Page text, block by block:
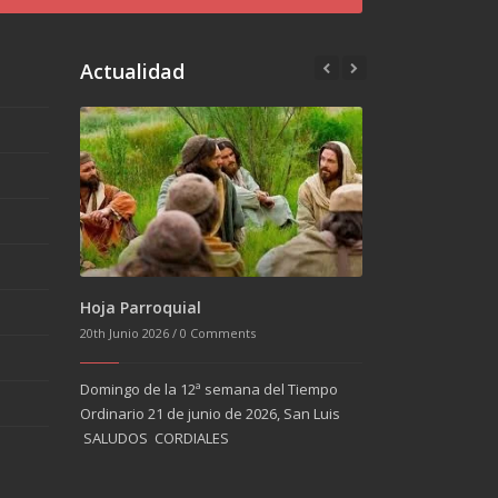
Actualidad
Hoja Parroquial
20th Junio 2026 /0 Comments
Domingo de la 12ª semana del Tiempo
Ordinario 21 de junio de 2026, San Luis
SALUDOS CORDIALES
HOJA PARROQUIQL
13th Junio 2026 /0 Comments